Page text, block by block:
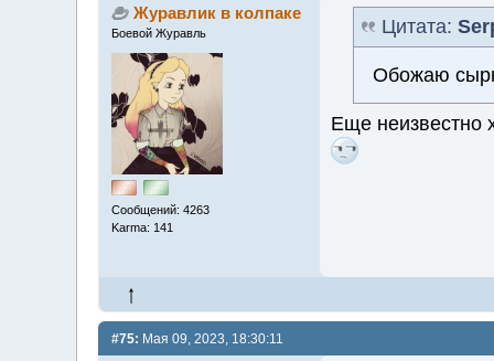
Журавлик в колпаке
Боевой Журавль
Сообщений: 4263
Karma: 141
Цитата:
Обожаю
Еще неизвестно
#75: Мая 09, 2023, 18:30:11